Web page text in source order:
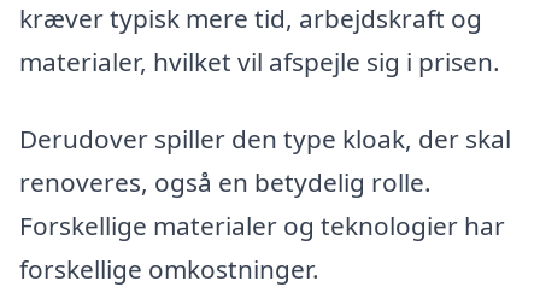
kræver typisk mere tid, arbejdskraft og
materialer, hvilket vil afspejle sig i prisen.
Derudover spiller den type kloak, der skal
renoveres, også en betydelig rolle.
Forskellige materialer og teknologier har
forskellige omkostninger.